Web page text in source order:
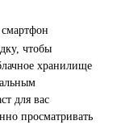
чтобы
хранилище
для вас
просматривать